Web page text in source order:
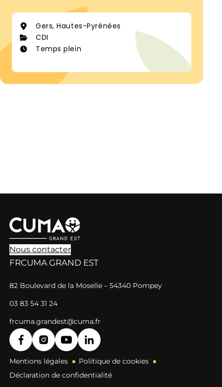
Gers, Hautes-Pyrénées
CDI
Temps plein
Nous contacter
FRCUMA GRAND EST
82 Boulevard de la Moselle – 54340 Pompey
03 83 54 31 24
frcuma.grandest@cuma.fr
Mentions légales
Politique de cookies
Déclaration de confidentialité